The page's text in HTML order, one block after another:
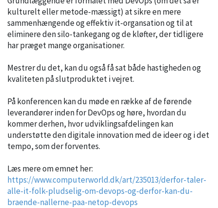
kulturelt eller metode-mæssigt) at sikre en mere
sammenhængende og effektiv it-organsation og til at
eliminere den silo-tankegang og de kløfter, der tidligere
har præget mange organisationer.
Mestrer du det, kan du også få sat både hastigheden og
kvaliteten på slutproduktet i vejret.
På konferencen kan du møde en række af de førende
leverandører inden for DevOps og høre, hvordan du
kommer derhen, hvor udviklingsafdelingen kan
understøtte den digitale innovation med de ideer og i det
tempo, som der forventes.
Læs mere om emnet her:
https://www.computerworld.dk/art/235013/derfor-taler-
alle-it-folk-pludselig-om-devops-og-derfor-kan-du-
braende-nallerne-paa-netop-devops